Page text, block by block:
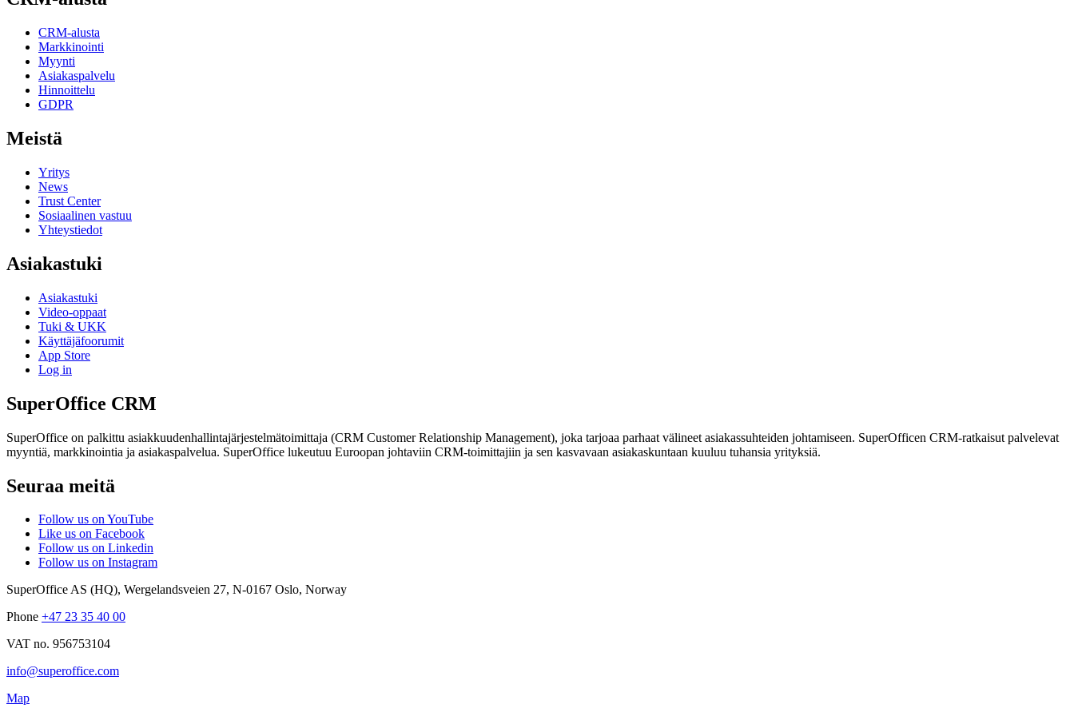
CRM-alusta
Markkinointi
Myynti
Asiakaspalvelu
Hinnoittelu
GDPR
Meistä
Yritys
News
Trust Center
Sosiaalinen vastuu
Yhteystiedot
Asiakastuki
Asiakastuki
Video-oppaat
Tuki & UKK
Käyttäjäfoorumit
App Store
Log in
SuperOffice CRM
SuperOffice on palkittu asiakkuudenhallintajärjestelmätoimittaja (CRM Customer Relationship Management), joka tarjoaa parhaat välineet asiakassuhteiden johtamiseen. SuperOfficen CRM-ratkaisut palvelevat
myyntiä, markkinointia ja asiakaspalvelua. SuperOffice lukeutuu Euroopan johtaviin CRM-toimittajiin ja sen kasvavaan asiakaskuntaan kuuluu tuhansia yrityksiä.
Seuraa meitä
Follow us on YouTube
Like us on Facebook
Follow us on Linkedin
Follow us on Instagram
SuperOffice AS (HQ), Wergelandsveien 27, N-0167 Oslo, Norway
Phone +47 23 35 40 00
VAT no. 956753104
info@superoffice.com
Map